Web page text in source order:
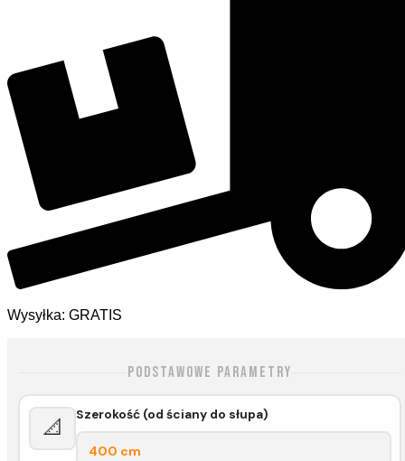
Wysyłka: GRATIS
Podstawowe parametry
📐
Szerokość (od ściany do słupa)
400 cm